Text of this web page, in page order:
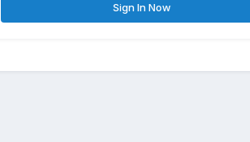
Sign In Now